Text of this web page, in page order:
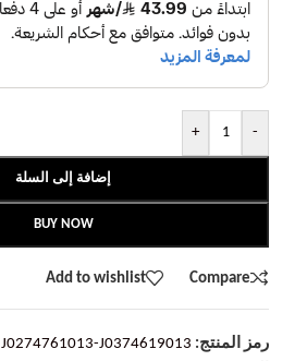
-
+
إضافة إلى السلة
BUY NOW
Compare
Add to wishlist
رمز المنتج: J0274761013-J0374619013